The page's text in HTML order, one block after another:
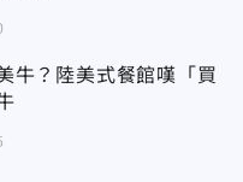
牛？陸美式餐館嘆「買